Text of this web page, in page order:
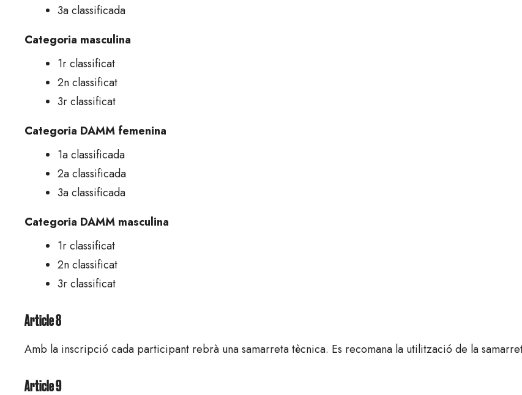
3a classificada
Categoria masculina
1r classificat
2n classificat
3r classificat
Categoria DAMM femenina
1a classificada
2a classificada
3a classificada
Categoria DAMM masculina
1r classificat
2n classificat
3r classificat
Article 8
Amb la inscripció cada participant rebrà una samarreta tècnica. Es recomana la utilització de la
Article 9